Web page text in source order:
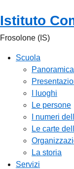
Istituto
Frosolone (IS)
Scuola
Panoramica
I luoghi
Le persone
I numeri
Le carte
La storia
Servizi